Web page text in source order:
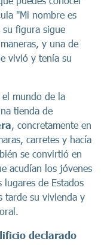
"Mi nombre es
su figura sigue
y una de
vivió y tenía su
el mundo de la
tienda de
, concretamente en
carretes y hacía
se convirtió en
acudían los jóvenes
de Estados
tarde su vivienda y
declarado